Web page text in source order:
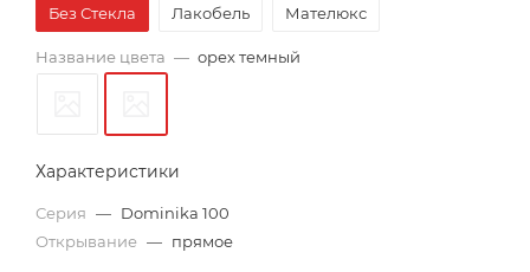
Без Стекла
Лакобель Мателюкс
Название цвета — орех темный
Характеристики
Серия — Dominika 100
Открывание — прямое